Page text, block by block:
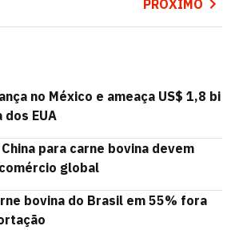
PRÓXIMO
no México e ameaça US$ 1,8 bi
dos EUA
para carne bovina devem
global
bovina do Brasil em 55% fora